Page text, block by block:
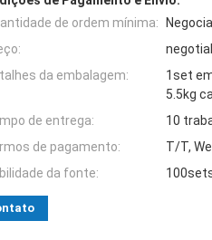
de ordem mínima:
da embalagem:
1set
5.5kg
de entrega:
10
de pagamento:
T/T,
da fonte: